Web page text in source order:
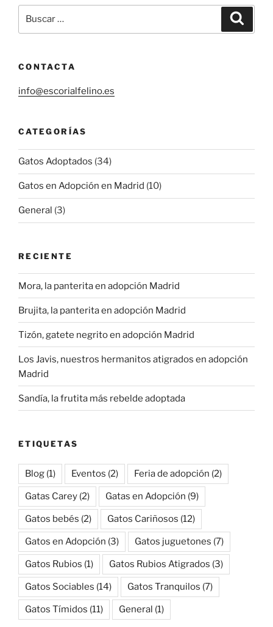
por:
CONTACTA
info@escorialfelino.es
CATEGORÍAS
Gatos Adoptados (34)
Gatos en Adopción en Madrid (10)
General (3)
RECIENTE
Mora, la panterita en adopción Madrid
Brujita, la panterita en adopción Madrid
Tizón, gatete negrito en adopción Madrid
Los Javis, nuestros hermanitos atigrados en adopción
Madrid
Sandía, la frutita más rebelde adoptada
ETIQUETAS
Blog (1) Eventos (2) Feria de adopción (2)
Gatas Carey (2) Gatas en Adopción (9)
Gatos bebés (2) Gatos Cariñosos (12)
Gatos en Adopción (3) Gatos juguetones (7)
Gatos Rubios (1) Gatos Rubios Atigrados (3)
Gatos Sociables (14) Gatos Tranquilos (7)
Gatos Tímidos (11) General (1)